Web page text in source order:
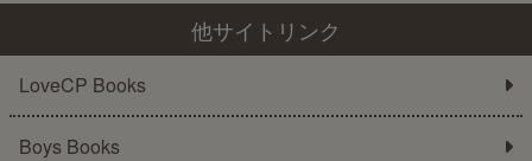
他サイトリンク
LoveCP Books
Boys Books